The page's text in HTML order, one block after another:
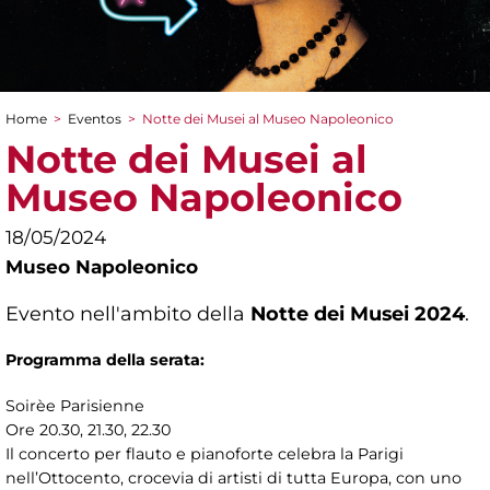
You are here
Home > Eventos > Notte dei Musei al Museo Napoleonico
Notte dei Musei al
Museo Napoleonico
18/05/2024
Museo Napoleonico
Evento nell'ambito della Notte dei Musei 2024.
Programma della serata:
Soirèe Parisienne
Ore 20.30, 21.30, 22.30
Il concerto per flauto e pianoforte celebra la Parigi
nell’Ottocento, crocevia di artisti di tutta Europa, con uno